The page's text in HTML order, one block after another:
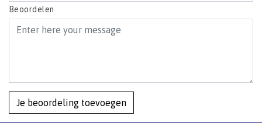
Beoordelen
Je beoordeling toevoegen